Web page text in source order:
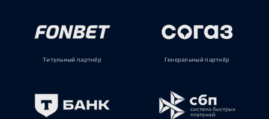
Титульный партнёр Генеральный партнёр